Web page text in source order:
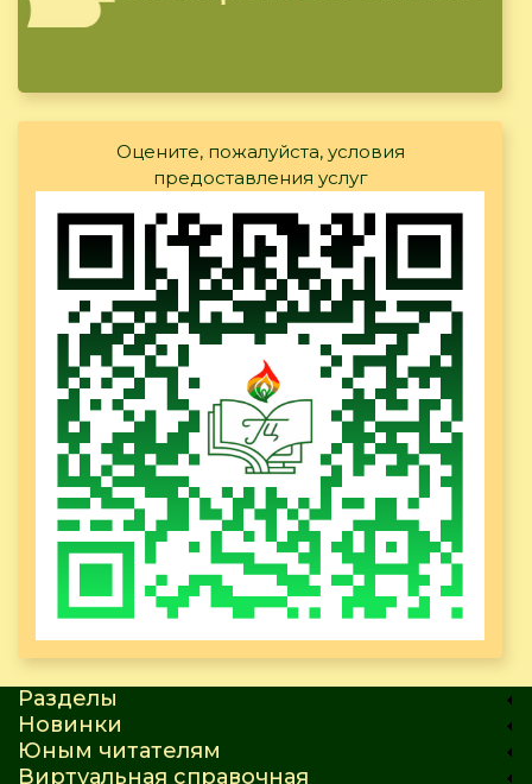
Оцените, пожалуйста, условия
предоставления услуг
Разделы
Новинки
Юным читателям
Виртуальная справочная